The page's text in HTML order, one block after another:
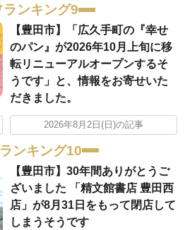
ランキング9
【豊田市】「広久手町の『幸せ
のパン』が2026年10月上旬に移
転リニューアルオープンするそ
うです」と、情報をお寄せいた
だきました。
2026年8月2日(日)の記事
ランキング10
【豊田市】30年間ありがとうご
ざいました 「精文館書店 豊田西
店」が8月31日をもって閉店して
しまうそうです